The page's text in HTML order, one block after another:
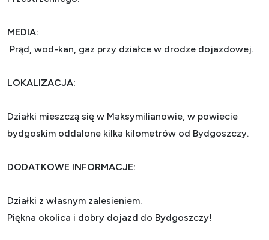
MEDIA:
Prąd, wod-kan, gaz przy działce w drodze dojazdowej.
LOKALIZACJA:
Działki mieszczą się w Maksymilianowie, w powiecie
bydgoskim oddalone kilka kilometrów od Bydgoszczy.
DODATKOWE INFORMACJE:
Działki z własnym zalesieniem.
Piękna okolica i dobry dojazd do Bydgoszczy!